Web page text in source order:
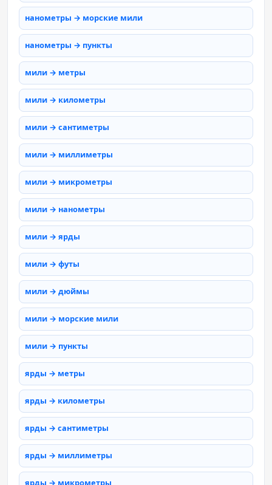
нанометры → морские мили
нанометры → пункты
мили → метры
мили → километры
мили → сантиметры
мили → миллиметры
мили → микрометры
мили → нанометры
мили → ярды
мили → футы
мили → дюймы
мили → морские мили
мили → пункты
ярды → метры
ярды → километры
ярды → сантиметры
ярды → миллиметры
ярды → микрометры